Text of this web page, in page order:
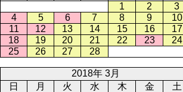
1
2
3
4
5 6 7 8 9
10
11
12 13 14 15 16
17
18
19 20 21 22 23
24
25
26 27 28
2018年 3月
日
月 火 水 木 金
土